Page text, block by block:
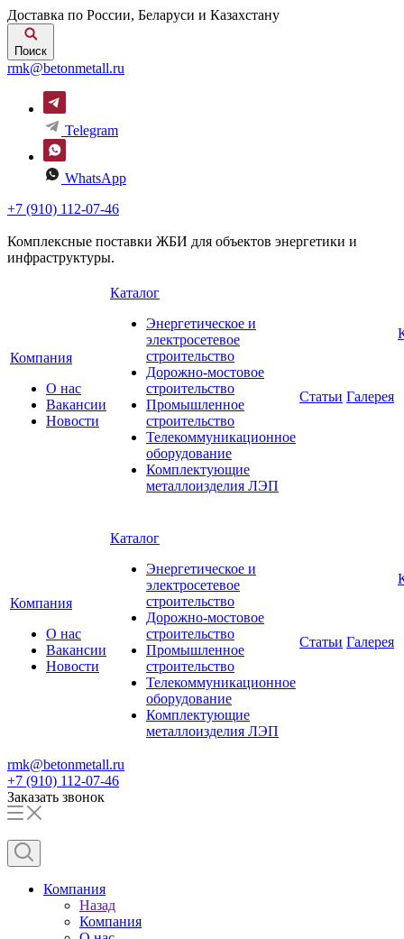
Доставка по России, Беларуси и Казахстану
Поиск
rmk@betonmetall.ru
Telegram
WhatsApp
+7 (910) 112-07-46
Комплексные поставки ЖБИ для объектов энергетики и
инфраструктуры.
Компания
О нас
Вакансии
Новости
Каталог
Энергетическое и
электросетевое
строительство
Дорожно-мостовое
строительство
Промышленное
строительство
Телекоммуникационное
оборудование
Комплектующие
металлоизделия ЛЭП
Статьи Галерея
Компания
О нас
Вакансии
Новости
Каталог
Энергетическое и
электросетевое
строительство
Дорожно-мостовое
строительство
Промышленное
строительство
Телекоммуникационное
оборудование
Комплектующие
металлоизделия ЛЭП
Статьи Галерея
rmk@betonmetall.ru
+7 (910) 112-07-46
Заказать звонок
Компания
Назад
Компания